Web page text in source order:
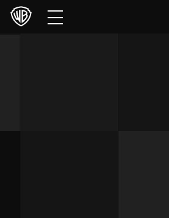
Películas